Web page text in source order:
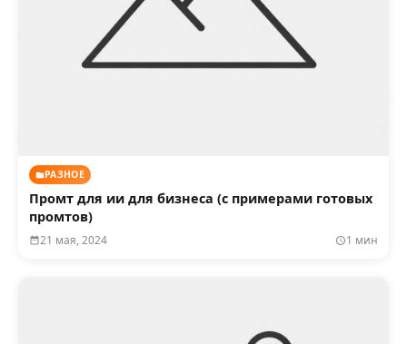
РАЗНОЕ
Промт для ии для бизнеса (с примерами готовых
промтов)
21 мая, 2024 1 мин